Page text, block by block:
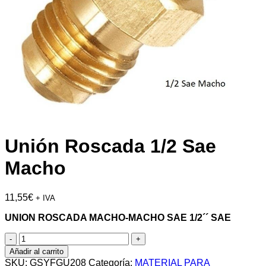
Unión Roscada 1/2 Sae
Macho
11,55€ + IVA
UNION ROSCADA MACHO-MACHO SAE 1/2´´ SAE
Unión
Roscada
1/2
Añadir al carrito
SKU: GSYFGU208 Categoría: MATERIAL PARA